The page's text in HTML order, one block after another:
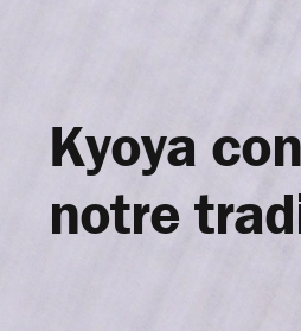
Kyoya
notre